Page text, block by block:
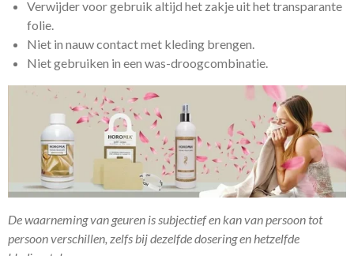
Verwijder voor gebruik altijd het zakje uit het transparante
folie.
Niet in nauw contact met kleding brengen.
Niet gebruiken in een was-droogcombinatie.
De waarneming van geuren is subjectief en kan van persoon tot
persoon verschillen, zelfs bij dezelfde dosering en hetzelfde